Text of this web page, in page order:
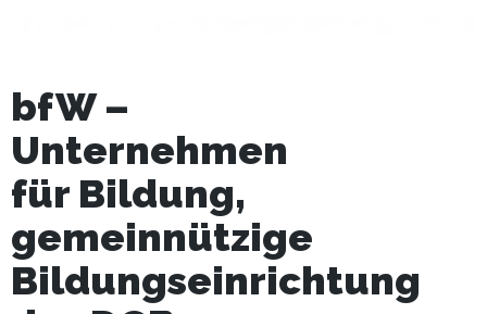
bfW –
Unternehmen
für Bildung,
gemeinnützige
Bildungseinrichtung